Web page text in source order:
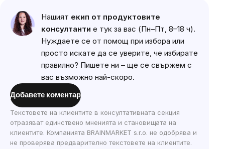
Нашият екип от продуктовите
консултанти е тук за вас (Пн–Пт, 8–18 ч).
Нуждаете се от помощ при избора или
просто искате да се уверите, че избирате
правилно? Пишете ни – ще се свържем с
вас възможно най-скоро.
Добавете коментар
Текстовете на клиентите в консултативната секция
отразяват единствено мненията и становищата на
клиентите. Компанията BRAINMARKET s.r.o. не одобрява и
не проверява предварително текстовете на клиентите.